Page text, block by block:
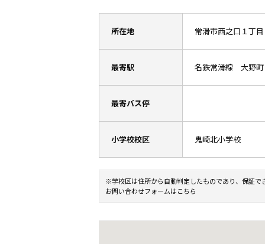
所在地 常滑市西之口１丁
最寄駅 名鉄常滑線 大野町
最寄バス停
小学校校区 鬼崎北小学校
※学校区は住所から自動判定したものであり、保証
お問い合わせフォームはこちら